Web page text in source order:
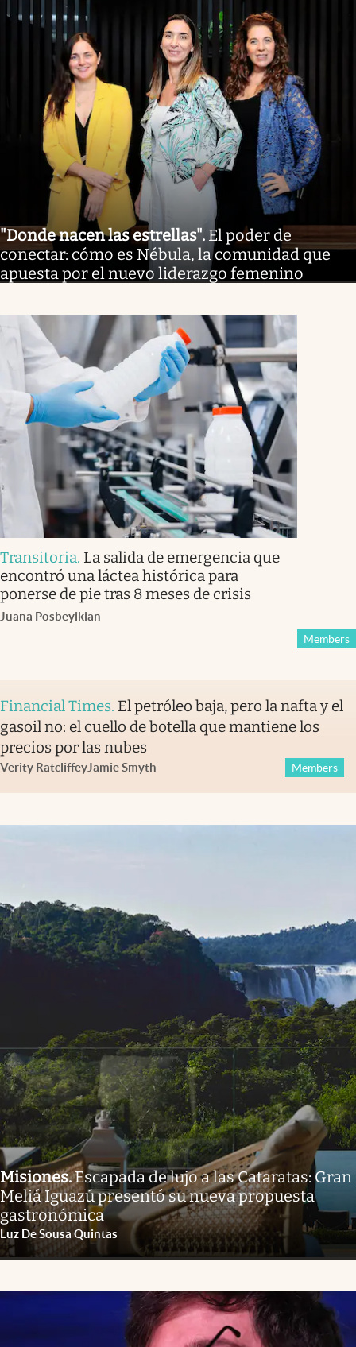
"Donde nacen las estrellas". El poder de
conectar: cómo es Nébula, la comunidad que
apuesta por el nuevo liderazgo femenino
Transitoria. La salida de emergencia que
encontró una láctea histórica para
ponerse de pie tras 8 meses de crisis
Juana Posbeyikian
Members
Financial Times. El petróleo baja, pero la nafta y el
gasoil no: el cuello de botella que mantiene los
precios por las nubes
Verity RatcliffeyJamie Smyth Members
Misiones.Escapada de lujo a las Cataratas: Gran
Meliá Iguazú presentó su nueva propuesta
gastronómica
Luz De Sousa Quintas